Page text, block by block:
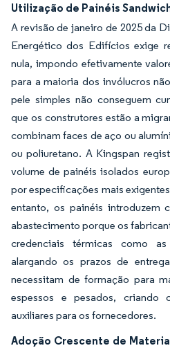
Utilização de Painéis
A revisão de janeiro de 2025 da
Energético dos Edifícios exige
nula, impondo efetivamente
para a maioria dos invólucros
pele simples não conseguem
que os construtores estão a
combinam faces de aço ou
ou poliuretano. A Kingspan
volume de painéis isolados
por especificações mais
entanto, os painéis introduzem
abastecimento porque os
credenciais térmicas como
alargando os prazos de
necessitam de formação para
espessos e pesados, criando
auxiliares para os fornecedores.
Adoção Crescente de